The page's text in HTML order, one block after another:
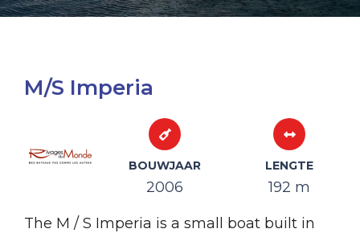
M/S Imperia
BOUWJAAR
2006
LENGTE
192 m
The M / S Imperia is a small boat built in